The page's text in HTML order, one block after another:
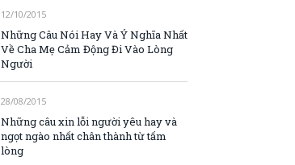
12/10/2015
Những Câu Nói Hay Và Ý Nghĩa Nhất
Về Cha Mẹ Cảm Động Đi Vào Lòng
Người
28/08/2015
Những câu xin lỗi người yêu hay và
ngọt ngào nhất chân thành từ tấm
lòng